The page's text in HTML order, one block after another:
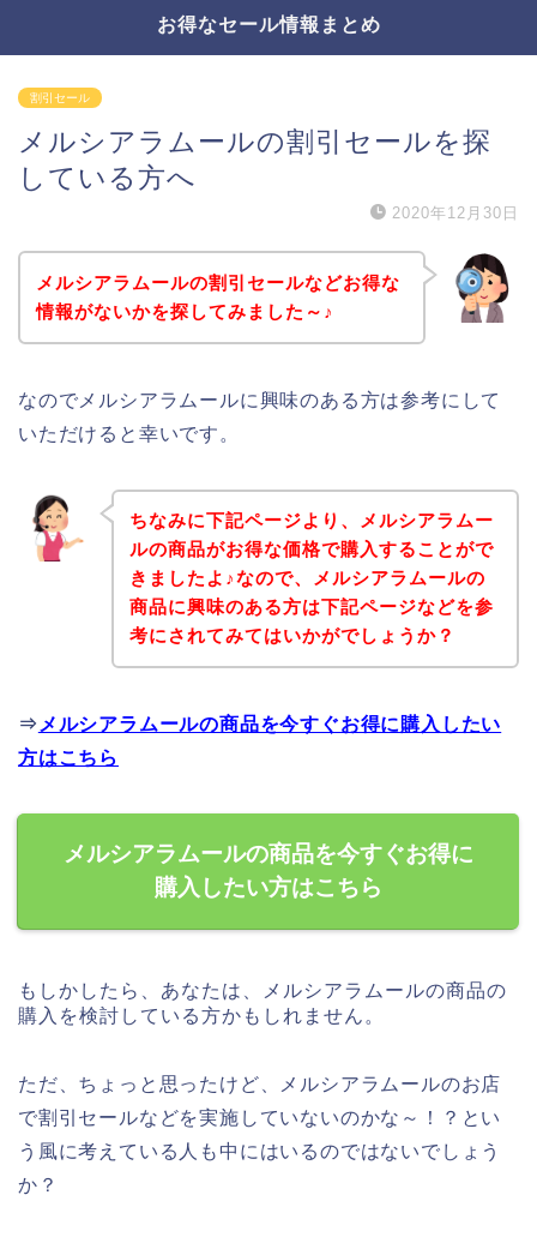
お得なセール情報まとめ
割引セール
メルシアラムールの割引セールを探
している方へ
2020年12月30日
メルシアラムールの割引セールなどお得な
情報がないかを探してみました～♪
なのでメルシアラムールに興味のある方は参考にして
いただけると幸いです。
ちなみに下記ページより、メルシアラムー
ルの商品がお得な価格で購入することがで
きましたよ♪なので、メルシアラムールの
商品に興味のある方は下記ページなどを参
考にされてみてはいかがでしょうか？
⇒ メルシアラムールの商品を今すぐお得に購入したい
方はこちら
メルシアラムールの商品を今すぐお得に
購入したい方はこちら
もしかしたら、あなたは、メルシアラムールの商品の
購入を検討している方かもしれません。
ただ、ちょっと思ったけど、メルシアラムールのお店
で割引セールなどを実施していないのかな～！？とい
う風に考えている人も中にはいるのではないでしょう
か？